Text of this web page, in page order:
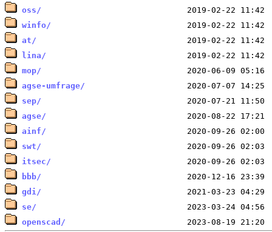
oss/
winfo/
at/
lina/
mop/
agse-umfrage/
sep/
agse/
ainf/
swt/
itsec/
bbb/
gdi/
se/
openscad/